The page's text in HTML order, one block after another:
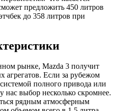
предложить 450 литров
до 358 литров при
рынке, Mazda 3 получит
агрегатов. Если за рубежом
полного привода или
нас выбор несколько скромнее.
рядным атмосферным